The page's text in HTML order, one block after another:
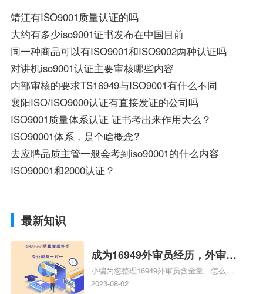
靖江有ISO9001质量认证的吗
大约有多少iso9001证书发布在中国目前
同一种商品可以有ISO9001和ISO9002两种认证吗
对讲机iso9001认证主要审核哪些内容
内部审核的要求TS16949与ISO9001有什么不同
襄阳ISO/ISO9000认证有直接发证的公司吗
ISO9001质量体系认证 证书考出来作用大么？
ISO90001体系，是个啥概念?
去应聘品质主管一般会考到iso90001的什么内容
ISO90001和2000认证？
最新知识
成为16949外审员经历，外审员
16949
小编为您整理16949外审员含金量、怎么才
能成为注册的TS16949:2009的外审员、我
2023-08-02